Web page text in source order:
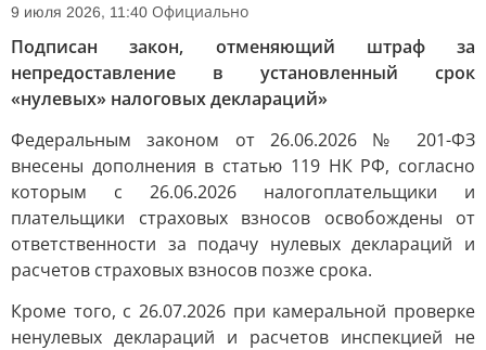
9 июля 2026, 11:40 Официально
Подписан закон, отменяющий штраф за
непредоставление в установленный срок
«нулевых» налоговых деклараций»
Федеральным законом от 26.06.2026 № 201-ФЗ
внесены дополнения в статью 119 НК РФ, согласно
которым с 26.06.2026 налогоплательщики и
плательщики страховых взносов освобождены от
ответственности за подачу нулевых деклараций и
расчетов страховых взносов позже срока.
Кроме того, с 26.07.2026 при камеральной проверке
ненулевых деклараций и расчетов инспекцией не